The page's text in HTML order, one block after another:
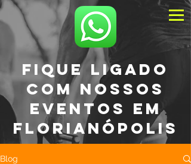
Fique ligado
com nossos
eventos em
Florianópolis
Blog